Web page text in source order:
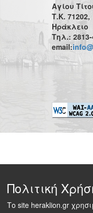
Αγίου
Τ.Κ. 71202,
Ηράκλειο
Τηλ.: 2813-
email:
Πολιτική
Το site heraklion.gr